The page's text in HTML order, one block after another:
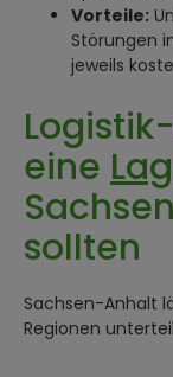
Vorteile:
Störungen
jeweils
eine
sollten
Sachsen-Anhalt
Regionen